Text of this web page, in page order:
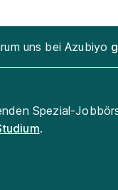
uns bei Azubiyo
Spezial-
.